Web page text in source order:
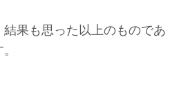
果も思った以上のものであ